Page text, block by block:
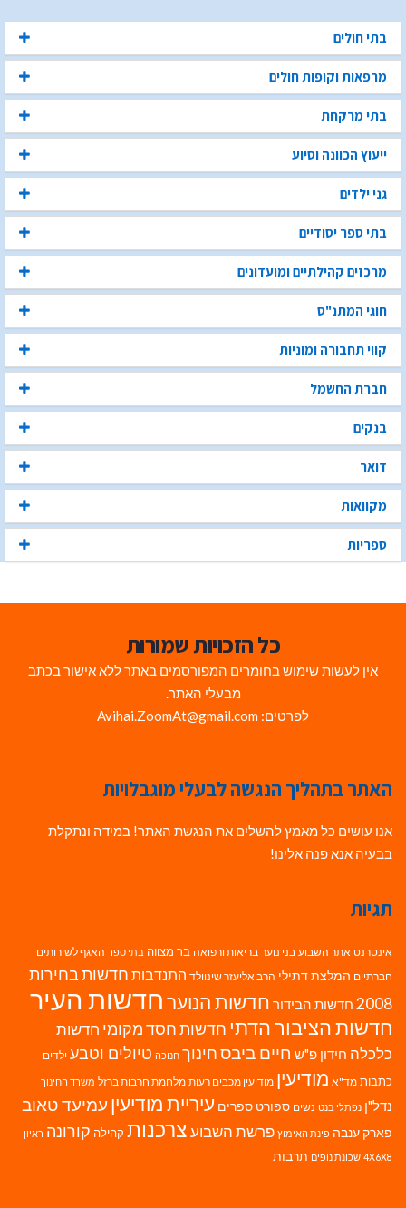
בתי חולים
מרפאות וקופות חולים
בתי מרקחת
ייעוץ הכוונה וסיוע
גני ילדים
בתי ספר יסודיים
מרכזים קהילתיים ומועדונים
חוגי המתנ"ס
קווי תחבורה ומוניות
חברת החשמל
בנקים
דואר
מקוואות
ספריות
כל הזכויות שמורות
אין לעשות שימוש בחומרים המפורסמים באתר ללא אישור בכתב
מבעלי האתר.
לפרטים: Avihai.ZoomAt@gmail.com
האתר בתהליך הנגשה לבעלי מוגבלויות
אנו עושים כל מאמץ להשלים את הנגשת האתר! במידה ונתקלת
בבעיה אנא פנה אלינו!
תגיות
אינטרנט אתר השבוע בני נוער בריאות ורפואה בר מצווה בתי ספר האגף לשירותים
חברתיים המלצת דתילי הרב אליעזר שינוולד התנדבות חדשות בחירות
2008 חדשות הבידור חדשות הנוערחדשות העיר
חדשות הציבור הדתי חדשות חסד מקומי חדשות
כלכלה חידון פ"ש חיים ביבסחינוך חנוכה טיולים וטבע ילדים
כתבות מד"א מודיעין מודיעין מכבים רעות מלחמת חרבות ברזל משרד החינוך
נדל"ן נפתלי בנט נשים ספורט ספרים עיריית מודיעין עמיעד טאוב
פארק ענבה פינת האימוץ פרשת השבועצרכנות קהילה קורונה ראיון
4X6X8 שכונת נופים תרבות